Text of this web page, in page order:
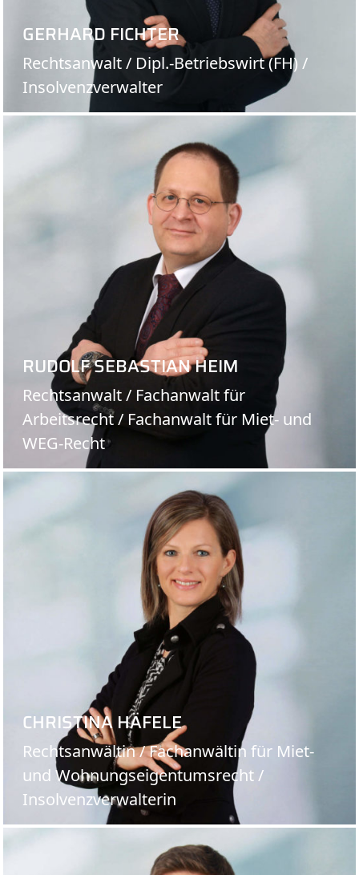
GERHARD FICHTER
Rechtsanwalt / Dipl.-Betriebswirt (FH) /
Insolvenzverwalter
RUDOLF SEBASTIAN HEIM
Rechtsanwalt / Fachanwalt für
Arbeitsrecht / Fachanwalt für Miet- und
WEG-Recht
CHRISTINA HÄFELE
Rechtsanwältin / Fachanwältin für Miet-
und Wohnungs­eigentums­recht /
Insolvenzverwalterin